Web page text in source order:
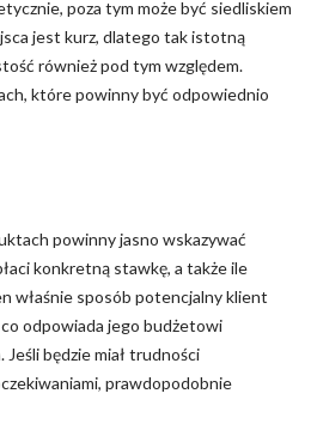
poza tym może być siedliskiem
jest kurz, dlatego tak istotną
również pod tym względem.
które powinny być odpowiednio
powinny jasno wskazywać
konkretną stawkę, a także ile
właśnie sposób potencjalny klient
odpowiada jego budżetowi
będzie miał trudności
prawdopodobnie